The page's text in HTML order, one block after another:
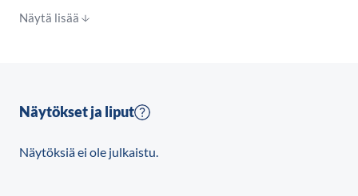
On kulunut vuosi Freddy Fazbear’s Pizzan
Entinen yövartija Mike (Josh Hutcherson) ja poliisi
animatronisten eläinhahmojen kohtalosta Miken 11-
Näytä lisää
Näytökset ja liput
Näytöksiä ei ole julkaistu.